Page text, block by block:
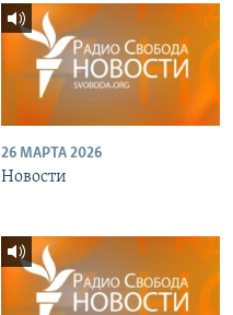
26 МАРТА 2026
Новости